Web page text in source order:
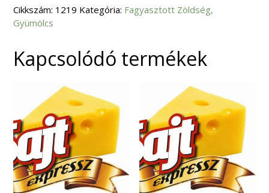
Cikkszám: 1219 Kategória: Fagyasztott Zöldség,
Gyümölcs
Kapcsolódó termékek